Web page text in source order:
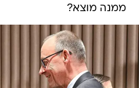
ממנה מוצא?